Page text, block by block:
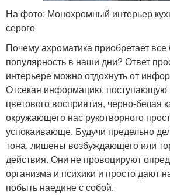
На фото: Монохромный интерьер
серого
Почему ахроматика приобретает
популярность в наши дни? Ответ
интерьере можно отдохнуть от
Отсекая информацию, поступающую
цветового восприятия, черно-белая
окружающего нас рукотворного
успокаивающе. Будучи предельно
тона, лишены возбуждающего или
действия. Они не провоцируют
организма и психики и просто дают
побыть наедине с собой.